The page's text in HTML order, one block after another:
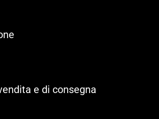
e di consegna